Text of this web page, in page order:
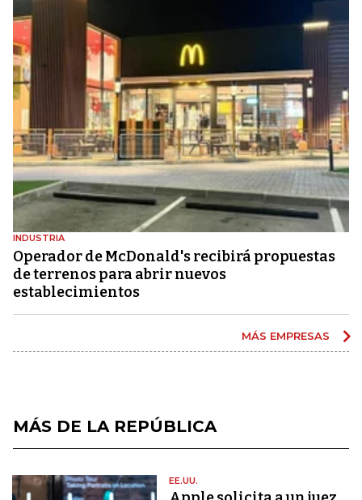
INDUSTRIA
Operador de McDonald's recibirá propuestas
de terrenos para abrir nuevos
establecimientos
MÁS EMPRESAS
MÁS DE LA REPÚBLICA
EE.UU.